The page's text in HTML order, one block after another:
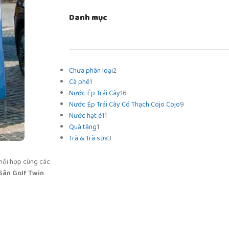
hợp cùng các
Golf Twin
Danh mục
Chưa phân loại2
Cà phê1
Nước Ép Trái Cây16
Nước Ép Trái Cây Có Thạch Cojo Cojo9
Nước hạt é11
Quà tặng1
Trà & Trà sữa3